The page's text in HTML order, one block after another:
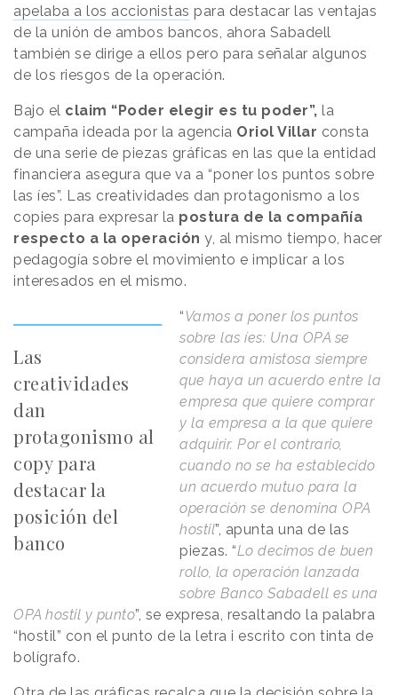
apelaba a los accionistas para destacar las ventajas
de la unión de ambos bancos, ahora Sabadell
también se dirige a ellos pero para señalar algunos
de los riesgos de la operación.
Bajo el claim “Poder elegir es tu poder”, la
campaña ideada por la agencia Oriol Villar consta
de una serie de piezas gráficas en las que la entidad
financiera asegura que va a “poner los puntos sobre
las íes”. Las creatividades dan protagonismo a los
copies para expresar la postura de la compañía
respecto a la operación y, al mismo tiempo, hacer
pedagogía sobre el movimiento e implicar a los
interesados en el mismo.
Las
creatividades
dan
protagonismo al
copy para
destacar la
posición del
banco
“Vamos a poner los puntos
sobre las íes: Una OPA se
considera amistosa siempre
que haya un acuerdo entre la
empresa que quiere comprar
y la empresa a la que quiere
adquirir. Por el contrario,
cuando no se ha establecido
un acuerdo mutuo para la
operación se denomina OPA
hostil”, apunta una de las
piezas. “Lo decimos de buen
rollo, la operación lanzada
sobre Banco Sabadell es una
OPA hostil y punto”, se expresa, resaltando la palabra
“hostil” con el punto de la letra i escrito con tinta de
bolígrafo.